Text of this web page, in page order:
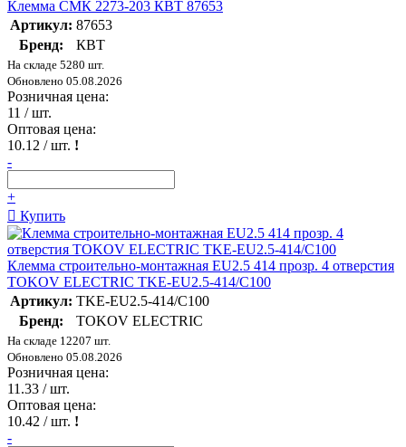
Клемма СМК 2273-203 КВТ 87653
Артикул: 87653
Бренд:
КВТ
На складе 5280 шт.
Обновлено 05.08.2026
Розничная цена:
11 / шт.
Оптовая цена:
10.12 / шт. !
-
+
Купить
Клемма строительно-монтажная EU2.5 414 прозр. 4 отверстия
TOKOV ELECTRIC TKE-EU2.5-414/C100
Артикул: TKE-EU2.5-414/C100
Бренд:
TOKOV ELECTRIC
На складе 12207 шт.
Обновлено 05.08.2026
Розничная цена:
11.33 / шт.
Оптовая цена:
10.42 / шт. !
-